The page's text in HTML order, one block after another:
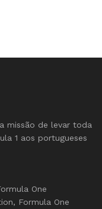
missão de levar toda
1 aos portugueses
One
Formula One